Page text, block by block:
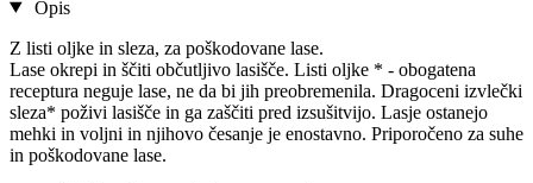
Opis
Z listi oljke in sleza, za poškodovane lase.
Lase okrepi in ščiti občutljivo lasišče. Listi oljke * - obogatena
receptura neguje lase, ne da bi jih preobremenila. Dragoceni izvlečki
sleza* poživi lasišče in ga zaščiti pred izsušitvijo. Lasje ostanejo
mehki in voljni in njihovo česanje je enostavno. Priporočeno za suhe
in poškodovane lase.